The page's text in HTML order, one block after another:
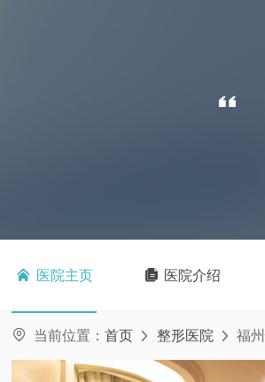
 医院主页  医院介绍
 当前位置： 首页  整形医院  福